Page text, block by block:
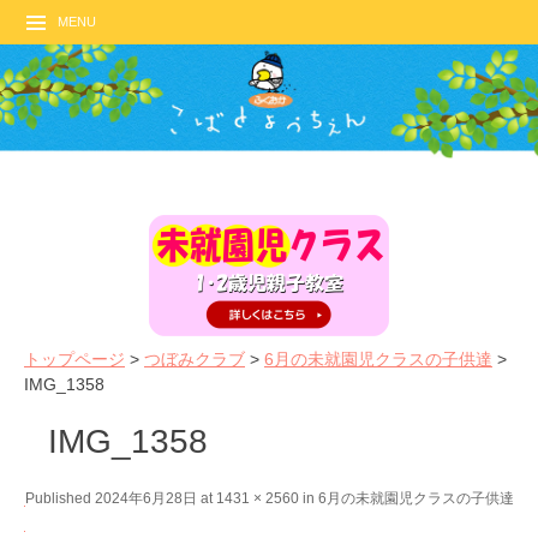
MENU
トップページ > つぼみクラブ > 6月の未就園児クラスの子供達 >
IMG_1358
IMG_1358
Published 2024年6月28日 at 1431 × 2560 in 6月の未就園児クラスの子供達
←
N